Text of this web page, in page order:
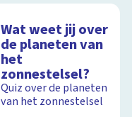
Wat weet jij over
de planeten van
het
zonnestelsel?
Quiz over de planeten
van het zonnestelsel